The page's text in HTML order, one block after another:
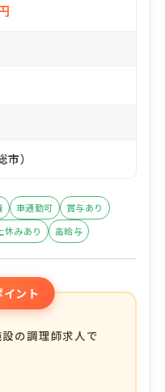
）
車通勤可
賞与あり
休みあり 高給与
ント
の調理師求人で